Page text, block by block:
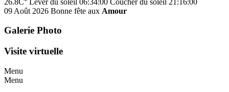
09 Août 2026 Bonne fête aux Amour
Galerie Photo
Visite virtuelle
Menu
Menu